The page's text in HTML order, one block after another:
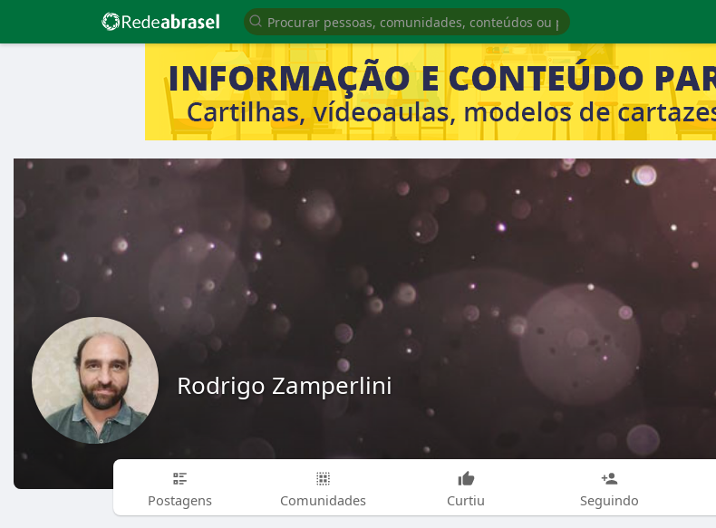
Rodrigo Zamperlini
Postagens Comunidades Curtiu Seguindo